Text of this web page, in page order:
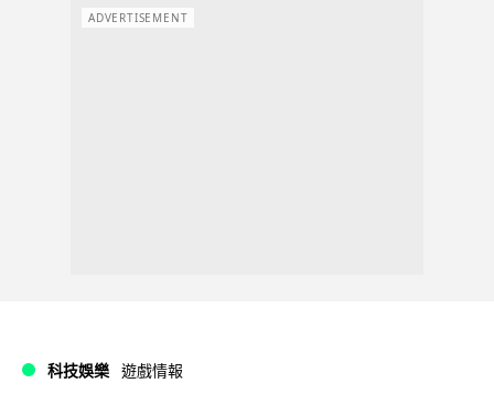
ADVERTISEMENT
科技娛樂 遊戲情報